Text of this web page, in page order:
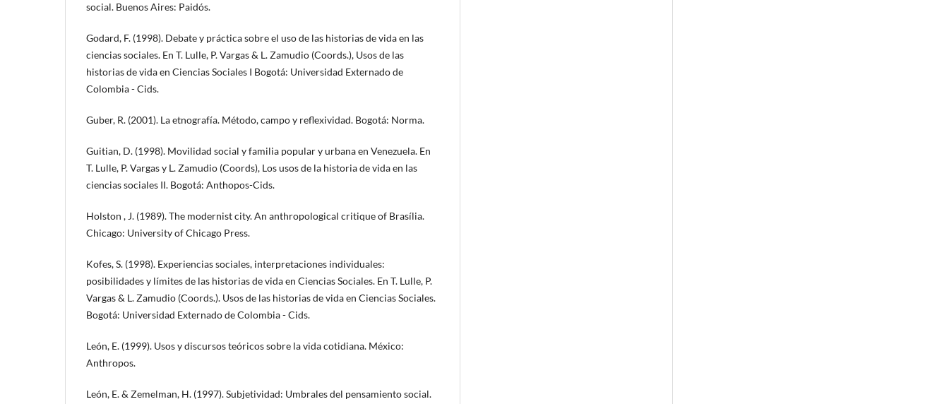
social. Buenos Aires: Paidós.
Godard, F. (1998). Debate y práctica sobre el uso de las historias de vida en las
ciencias sociales. En T. Lulle, P. Vargas & L. Zamudio (Coords.), Usos de las
historias de vida en Ciencias Sociales I Bogotá: Universidad Externado de
Colombia - Cids.
Guber, R. (2001). La etnografía. Método, campo y reflexividad. Bogotá: Norma.
Guitian, D. (1998). Movilidad social y familia popular y urbana en Venezuela. En
T. Lulle, P. Vargas y L. Zamudio (Coords), Los usos de la historia de vida en las
ciencias sociales II. Bogotá: Anthopos-Cids.
Holston , J. (1989). The modernist city. An anthropological critique of Brasília.
Chicago: University of Chicago Press.
Kofes, S. (1998). Experiencias sociales, interpretaciones individuales:
posibilidades y límites de las historias de vida en Ciencias Sociales. En T. Lulle, P.
Vargas & L. Zamudio (Coords.). Usos de las historias de vida en Ciencias Sociales.
Bogotá: Universidad Externado de Colombia - Cids.
León, E. (1999). Usos y discursos teóricos sobre la vida cotidiana. México:
Anthropos.
León, E. & Zemelman, H. (1997). Subjetividad: Umbrales del pensamiento social.